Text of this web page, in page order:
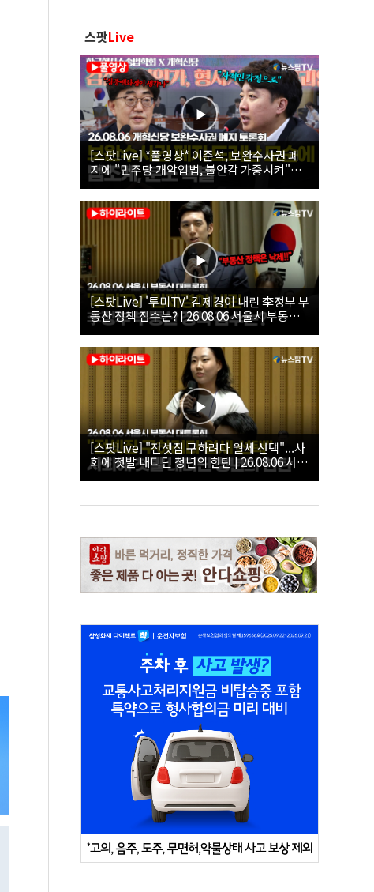
스팟Live
[스팟Live] *풀영상* 이준석, 보완수사권 폐
지에 "민주당 개악입법, 불안감 가중시켜"｜
26.08.06 개혁신당 보완수사권 폐지 토론회
[스팟Live] '투미TV' 김제경이 내린 李정부 부
동산 정책 점수는? | 26.08.06 서울시 부동산
대토론회
[스팟Live] "전셋집 구하려다 월세 선택"...사
회에 첫발 내디딘 청년의 한탄 | 26.08.06 서울
시 부동산 대토론회